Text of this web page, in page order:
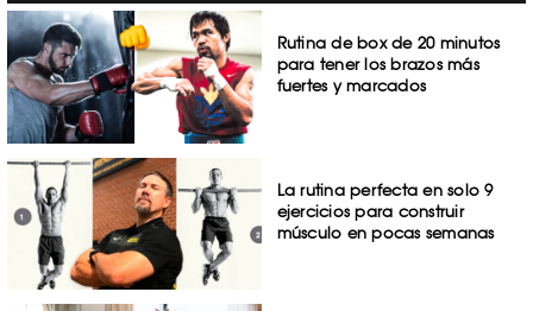
Rutina de box de 20 minutos
para tener los brazos más
fuertes y marcados
La rutina perfecta en solo 9
ejercicios para construir
músculo en pocas semanas